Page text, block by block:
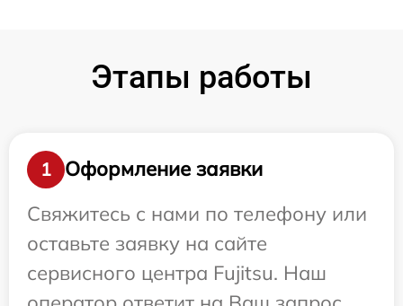
Этапы работы
1
Оформление заявки
Свяжитесь с нами по телефону или
оставьте заявку на сайте
сервисного центра Fujitsu. Наш